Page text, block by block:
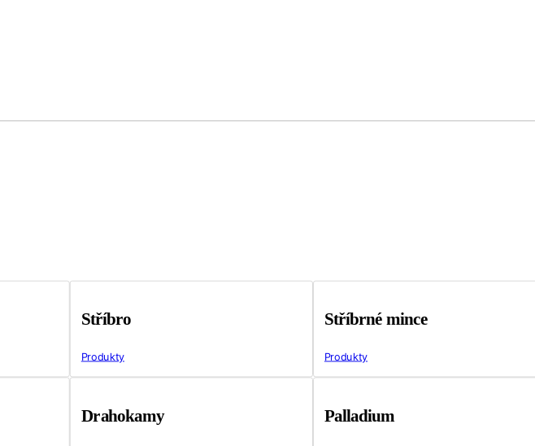
Stříbro
Produkty
Stříbrné mince
Produkty
Drahokamy Palladium